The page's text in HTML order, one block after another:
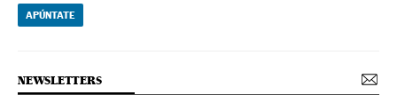
APÚNTATE
NEWSLETTERS